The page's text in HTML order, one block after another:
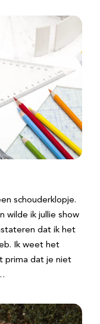
schouderklopje.
wilde ik jullie show
dat ik het
Ik weet het
prima dat je niet